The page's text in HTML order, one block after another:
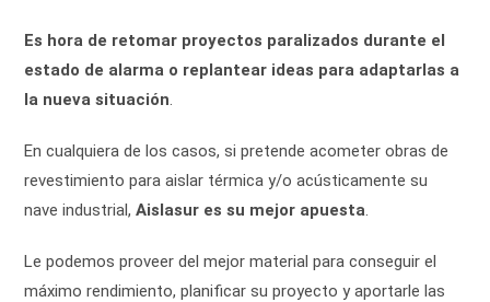
Es hora de retomar proyectos paralizados durante el
estado de alarma o replantear ideas para adaptarlas a
la nueva situación.
En cualquiera de los casos, si pretende acometer obras de
revestimiento para aislar térmica y/o acústicamente su
nave industrial,Aislasur es su mejor apuesta.
Le podemos proveer del mejor material para conseguir el
máximo rendimiento, planificar su proyecto y aportarle las